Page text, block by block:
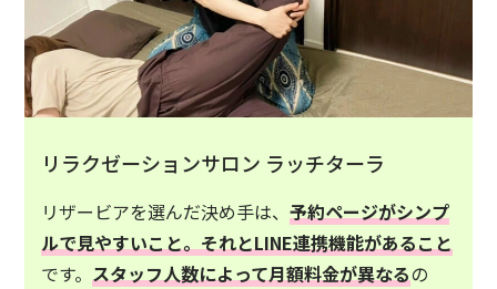
リラクゼーションサロン ラッチターラ
リザービアを選んだ決め手は、予約ページがシンプ
ルで見やすいこと。それとLINE連携機能があること
です。スタッフ人数によって月額料金が異なるの